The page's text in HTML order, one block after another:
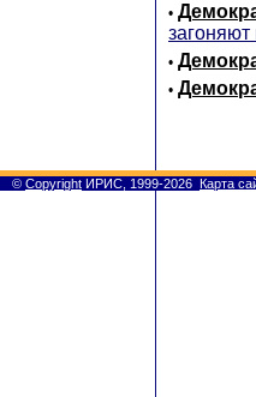
•
загоняют
•
•
© Copyright ИРИС, 1999-2026 Карта